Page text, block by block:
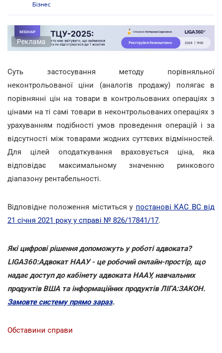
Бізнес
Реклама
Суть застосування методу порівняльної
неконтрольованої ціни (аналогів продажу) полягає в
порівнянні цін на товари в контрольованих операціях з
цінами на ті самі товари в неконтрольованих операціях з
урахуванням подібності умов проведення операцій і за
відсутності між товарами жодних суттєвих відмінностей.
Для цілей оподаткування враховується ціна, яка
відповідає максимальному значенню ринкового
діапазону рентабельності.
Відповідне положення міститься у постанові КАС ВС від
21 січня 2021 року у справі № 826/17841/17.
Які цифрові рішення допоможуть у роботі адвоката?
LIGA360:Адвокат НААУ - це робочий онлайн-простір, що
надає доступ до кабінету адвоката НААУ, навчальних
продуктів ВША та інформаційних продуктів ЛІГА:ЗАКОН.
Замовте систему прямо зараз.
Обставини справи